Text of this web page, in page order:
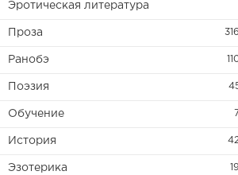
Эротическая литература
Проза
Ранобэ
Поэзия
Обучение
История
Эзотерика